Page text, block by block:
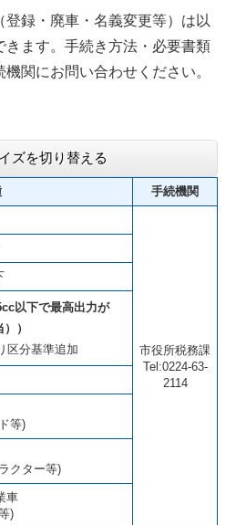
録・廃車・名義変更等）は以
きます。手続き方法・必要書類
関にお問い合わせください。
ズを切り替える
手続機関
市役所税務課
Tel:0224-63-
2114
以下で最高出力が
）
区分基準追加
等)
クター等)
車
)